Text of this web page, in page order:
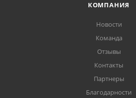
КОМПАНИЯ
Новости
Команда
Отзывы
Контакты
Партнеры
Благодарности